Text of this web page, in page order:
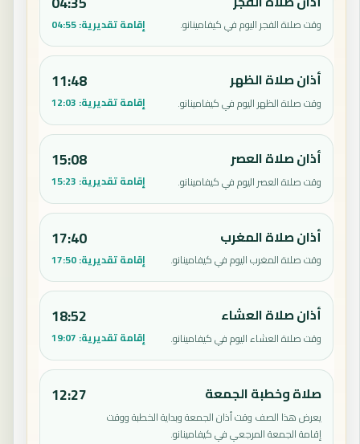
وقت صلاة الفجر اليوم في كيفامينانو. إقامة تقديرية:04:55
أذان صلاة الظهر
وقت صلاة الظهر اليوم في كيفامينانو.
11:48
إقامة تقديرية: 12:03
أذان صلاة العصر
وقت صلاة العصر اليوم في كيفامينانو.
15:08
إقامة تقديرية: 15:23
أذان صلاة المغرب
وقت صلاة المغرب اليوم في كيفامينانو.
17:40
إقامة تقديرية:17:50
أذان صلاة العشاء
وقت صلاة العشاء اليوم في كيفامينانو.
18:52
إقامة تقديرية: 19:07
صلاة وخطبة الجمعة
يعرض هذا الصف وقت أذان الجمعة وبداية الخطبة ووقت
إقامة الجمعة المرجعي في كيفامينانو.
12:27